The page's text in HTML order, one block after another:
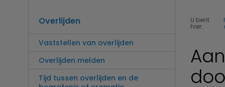
Overlijden
Vaststellen van overlijden
Overlijden melden
Tijd tussen overlijden en de
U bent
hier: